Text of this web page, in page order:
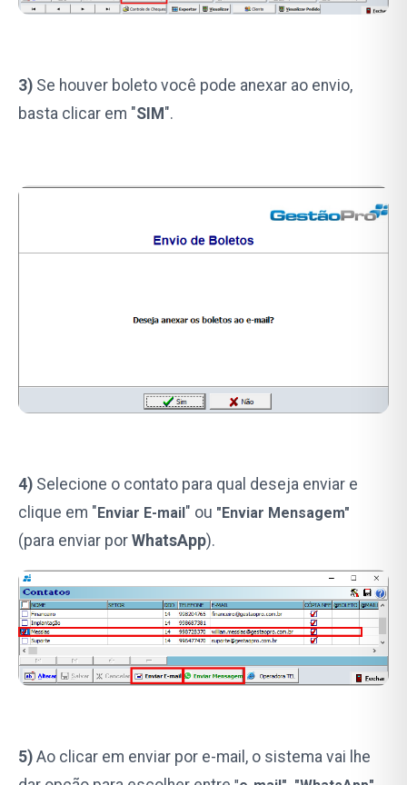
3) Se houver boleto você pode anexar ao envio,
basta clicar em "SIM ".
4) Selecione o contato para qual deseja enviar e
clique em "Enviar E-mail" ou "Enviar Mensagem"
(para enviar por WhatsApp).
5) Ao clicar em enviar por e-mail, o sistema vai lhe